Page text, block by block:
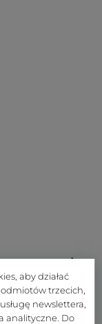
aby działać
trzecich,
newslettera,
analityczne. Do